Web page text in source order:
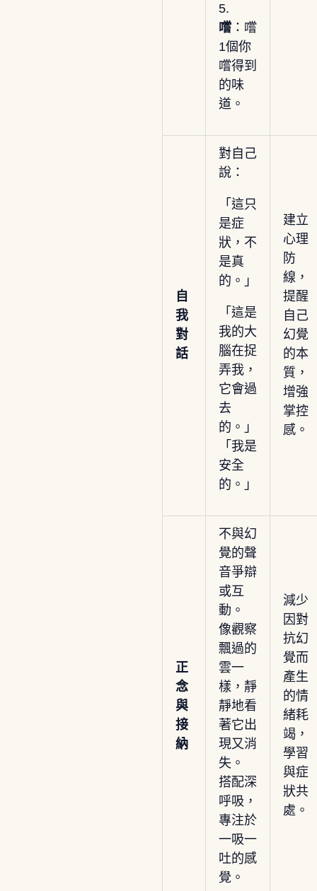
5.
嚐：嚐
1個你
嚐得到
的味
道。
自
我
對
話
對自己
說：
「這只
是症
狀，不
是真
的。」
「這是
我的大
腦在捉
弄我，
它會過
去
的。」
「我是
安全
的。」
建立
心理
防
線，
提醒
自己
幻覺
的本
質，
增強
掌控
感。
正
念
與
接
納
不與幻
覺的聲
音爭辯
或互
動。
像觀察
飄過的
雲一
樣，靜
靜地看
著它出
現又消
失。
搭配深
呼吸，
專注於
一吸一
吐的感
覺。
減少
因對
抗幻
覺而
產生
的情
緒耗
竭，
學習
與症
狀共
處。